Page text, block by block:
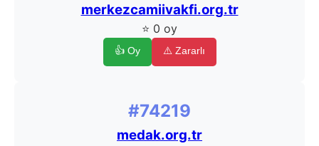
merkezcamiivakfi.org.tr
⭐ 0 oy
👍 Oy ⚠️ Zararlı
#74219
medak.org.tr